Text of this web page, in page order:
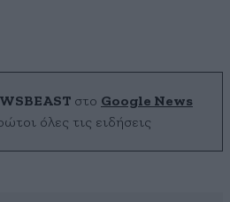
στο Google News
όλες τις ειδήσεις